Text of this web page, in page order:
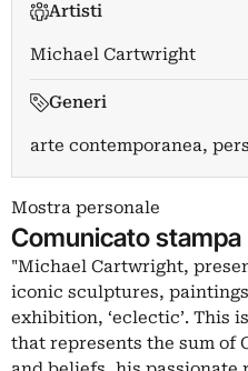
Artisti
Michael Cartwright
Generi
arte contemporanea,
Mostra personale
Comunicato stampa
"Michael Cartwright,
iconic sculptures,
exhibition, ‘eclectic’. This
that represents the sum of